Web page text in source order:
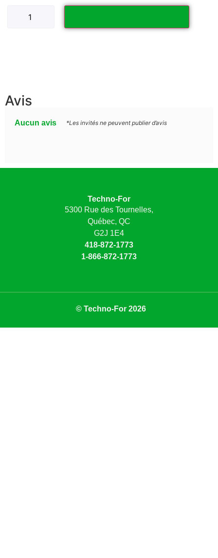
Avis
Aucun avis *Les invités ne peuvent publier d’avis
Techno-For
5300 Rue des Tournelles,
Québec, QC
G2J 1E4
418-872-1773
1-866-872-1773
© Techno-For 2026